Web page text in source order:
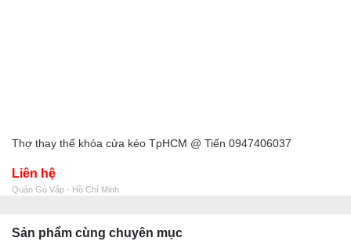
Thợ thay thế khóa cửa kéo TpHCM @ Tiến 0947406037
Liên hệ
Quận Gò Vấp - Hồ Chí Minh
Sản phẩm cùng chuyên mục